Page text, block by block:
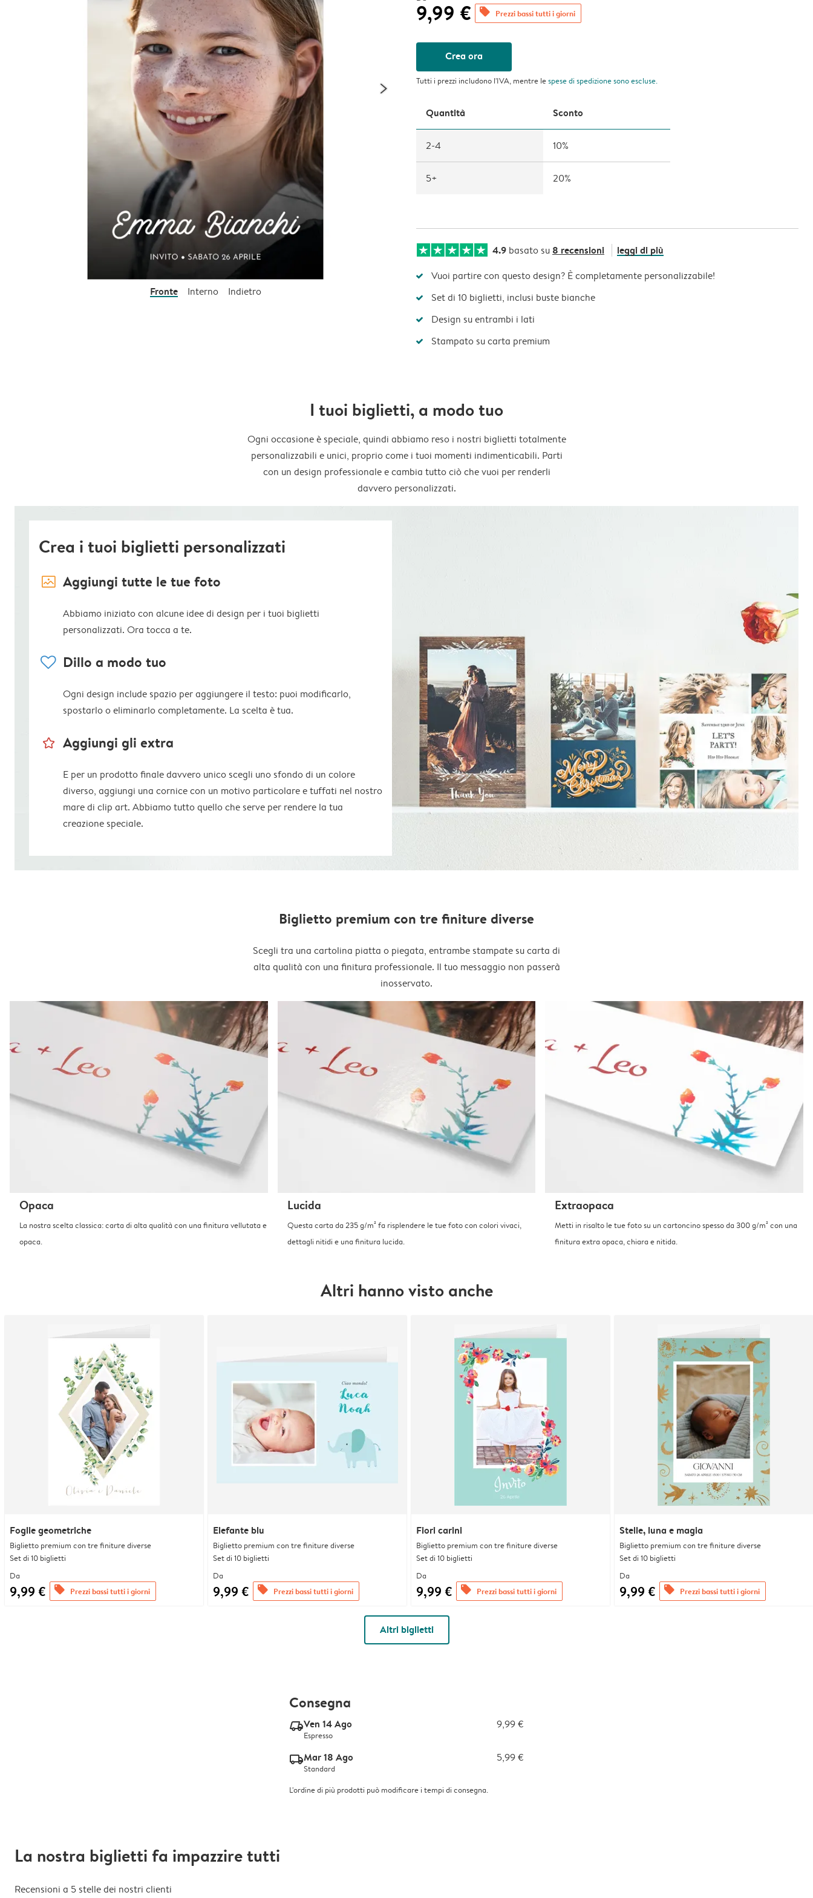
Fronte Interno Indietro
9,99 € offers Prezzi bassi tutti i giorni
Crea ora
Tutti i prezzi includono l'IVA, mentre lespese di spedizionesono escluse.
Quantità Sconto
2-4 10%
5+ 20%
4.9 basato su 8 recensioni leggi di più
Vuoi partire con questo design? È completamente personalizzabile!
Set di 10 biglietti, inclusi buste bianche
Design su entrambi i lati
Stampato su carta premium
I tuoi biglietti, a modo tuo
Ogni occasione è speciale, quindi abbiamo reso i nostri biglietti totalmente
personalizzabili e unici, proprio come i tuoi momenti indimenticabili. Parti
con un design professionale e cambia tutto ciò che vuoi per renderli
davvero personalizzati.
Crea i tuoi biglietti personalizzati
image_placeholder Aggiungi tutte le tue foto
Abbiamo iniziato con alcune idee di design per i tuoi biglietti
personalizzati. Ora tocca a te.
heart Dillo a modo tuo
Ogni design include spazio per aggiungere il testo: puoi modificarlo,
spostarlo o eliminarlo completamente. La scelta è tua.
star_outline Aggiungi gli extra
E per un prodotto finale davvero unico scegli uno sfondo di un colore
diverso, aggiungi una cornice con un motivo particolare e tuffati nel nostro
mare di clip art. Abbiamo tutto quello che serve per rendere la tua
creazione speciale.
Biglietto premium con tre finiture diverse
Scegli tra una cartolina piatta o piegata, entrambe stampate su carta di
alta qualità con una finitura professionale. Il tuo messaggio non passerà
inosservato.
Opaca
La nostra scelta classica: carta di alta qualità con una finitura vellutata e
opaca.
Lucida
Questa carta da 235 g/m² fa risplendere le tue foto con colori vivaci,
dettagli nitidi e una finitura lucida.
Extraopaca
Metti in risalto le tue foto su un cartoncino spesso da 300 g/m² con una
finitura extra opaca, chiara e nitida.
Altri hanno visto anche
Foglie geometriche
Biglietto premium con tre finiture diverse
Set di 10 biglietti
Da
9,99 € offers Prezzi bassi tutti i giorni
Elefante blu
Biglietto premium con tre finiture diverse
Set di 10 biglietti
Da
9,99 € offers Prezzi bassi tutti i giorni
Fiori carini
Biglietto premium con tre finiture diverse
Set di 10 biglietti
Da
9,99 € offers Prezzi bassi tutti i giorni
Stelle, luna e magia
Biglietto premium con tre finiture diverse
Set di 10 biglietti
Da
9,99 € offers Prezzi bassi tutti i giorni
Altri biglietti
Consegna
delivery_express_v2Ven 14 Ago 9,99 €
Espresso
delivery_standard_v2Mar 18 Ago 5,99 €
Standard
L'ordine di più prodotti può modificare i tempi di consegna.
La nostra biglietti fa impazzire tutti
Recensioni a 5 stelle dei nostri clienti